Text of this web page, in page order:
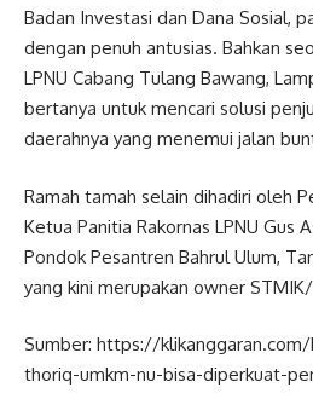
Badan Investasi dan Dana Sosial,
dengan penuh antusias. Bahkan
LPNU Cabang Tulang Bawang,
bertanya untuk mencari solusi
daerahnya yang menemui jalan
Ramah tamah selain dihadiri oleh
Ketua Panitia Rakornas LPNU Gus
Pondok Pesantren Bahrul Ulum,
yang kini merupakan owner
Sumber: https://
thoriq-umkm-nu-bisa-diperkuat-